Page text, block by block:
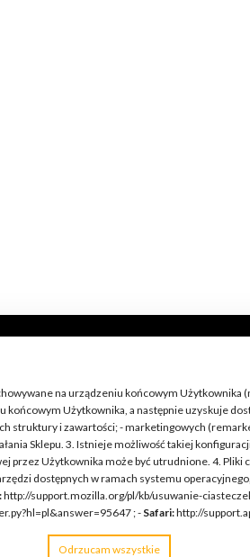
na urządzeniu końcowym Użytkownika
Użytkownika, a następnie uzyskuje
i zawartości; - marketingowych
Sklepu. 3. Istnieje możliwość takiej
Użytkownika może być utrudnione. 4.
dostępnych w ramach systemu
http://support.mozilla.org/pl/kb/usuwanie-
; - Safari:http://
Odrzucam wszystkie